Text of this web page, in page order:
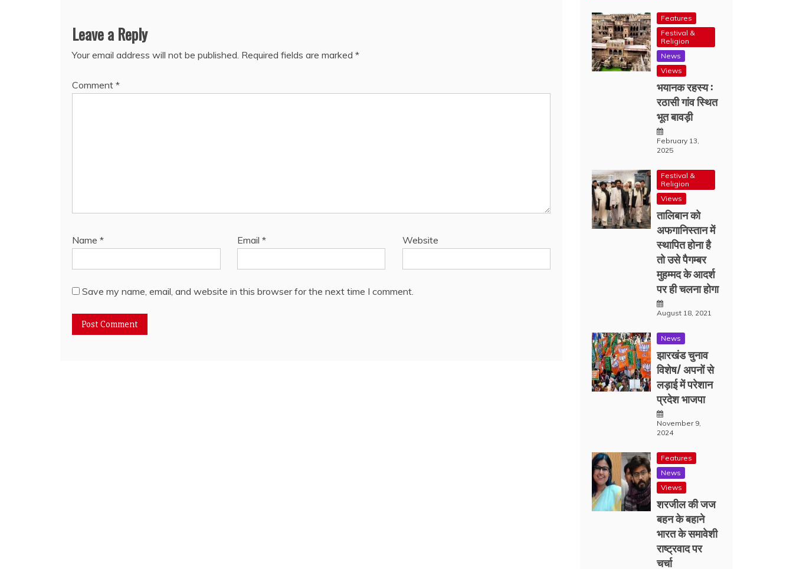
Leave a Reply
Your email address will not be published. Required fields are marked *
Comment *
Name * Email * Website
Save my name, email, and website in this browser for the next time I comment.
Features
Festival &
Religion
News
Views
भयानक रहस्य :
रठासी गांव स्थित
भूत बावड़ी
February 13,
2025
Festival &
Religion
Views
तालिबान को
अफगानिस्तान में
स्थापित होना है
तो उसे पैगम्बर
मुहम्मद के आदर्श
पर ही चलना होगा
August 18, 2021
News
झारखंड चुनाव
विशेष/ अपनों से
लड़ाई में परेशान
प्रदेश भाजपा
November 9,
2024
Features
News
Views
शरजील की जज
बहन के बहाने
भारत के समावेशी
राष्ट्रवाद पर
चर्चा